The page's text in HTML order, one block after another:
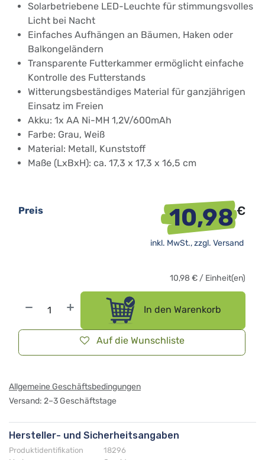
Solarbetriebene LED-Leuchte für stimmungsvolles
Licht bei Nacht
Einfaches Aufhängen an Bäumen, Haken oder
Balkongeländern
Transparente Futterkammer ermöglicht einfache
Kontrolle des Futterstands
Witterungsbeständiges Material für ganzjährigen
Einsatz im Freien
Akku: 1x AA Ni-MH 1,2V/600mAh
Farbe: Grau, Weiß
Material: Metall, Kunststoff
Maße (LxBxH): ca. 17,3 x 17,3 x 16,5 cm
In den Warenkorb
Auf die Wunschliste
Preis 10,98€
inkl. MwSt., zzgl. Versand
10,98 € / Einheit(en)
Allgemeine Geschäftsbedingungen
Versand: 2–3 Geschäftstage
Hersteller- und Sicherheitsangaben
Produktidentifikation
18296